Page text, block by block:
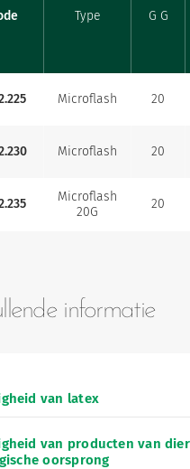
Type G G
mijn favorieten
Microflash 20
mijn favorieten
Microflash 20
mijn favorieten
Microflash
20G
20
informatie
van latex
van producten van
oorsprong